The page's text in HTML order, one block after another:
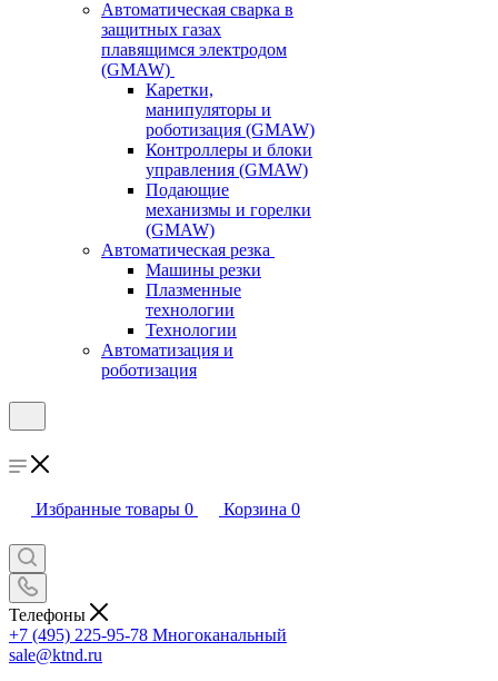
Автоматическая сварка в
защитных газах
плавящимся электродом
(GMAW)
Каретки,
манипуляторы и
роботизация (GMAW)
Контроллеры и блоки
управления (GMAW)
Подающие
механизмы и горелки
(GMAW)
Автоматическая резка
Машины резки
Плазменные
технологии
Технологии
Автоматизация и
роботизация
Избранные товары 0 Корзина 0
Телефоны
+7 (495) 225-95-78 Многоканальный
sale@ktnd.ru